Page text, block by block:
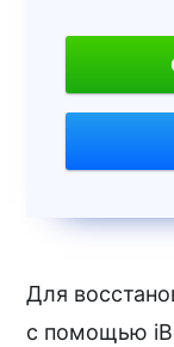
Для
с помощью